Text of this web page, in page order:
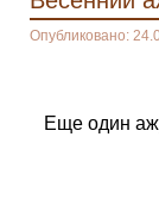
Опубликовано:
Еще один